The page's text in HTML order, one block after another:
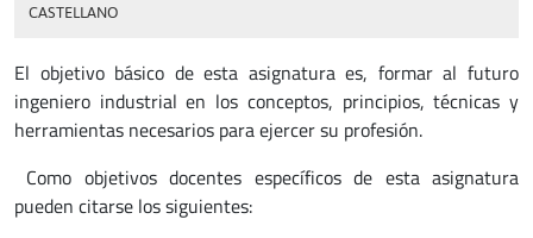
CASTELLANO
El objetivo básico de esta asignatura es, formar al futuro
ingeniero industrial en los conceptos, principios, técnicas y
herramientas necesarios para ejercer su profesión.
Como objetivos docentes específicos de esta asignatura
pueden citarse los siguientes: